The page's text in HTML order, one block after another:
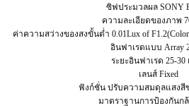
ซิฟประมวลผล SONY
ความละเอียดของภาพ
ค่าความสว่างของสงขั้นต่ำ 0.01Lux of
อินฟาเรดแบบ Array
ระยะอินฟาเรด 25-30
เลนส์ Fixed
ฟังก์ชั่น ปรับความสมดุลแสงสี
มาตราฐานการป้องกันกล้